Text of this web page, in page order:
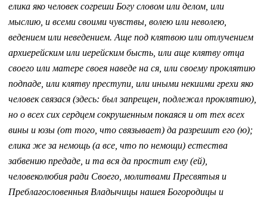
елика яко человек согреши Богу словом или делом, или
мыслию, и всеми своими чувствы, волею или неволею,
ведением или неведением. Аще под клятвою или отлучением
архиерейским или иерейским бысть, или аще клятву отца
своего или матере своея наведе на ся, или своему проклятию
подпаде, или клятву преступи, или иными некиими грехи яко
человек связася (здесь: был запрещен, подлежал проклятию),
но о всех сих сердцем сокрушенным покаяся и от тех всех
вины и юзы (от того, что связывает) да разрешит его (ю);
елика же за немощь (а все, что по немощи) естества
забвению предаде, и та вся да простит ему (ей),
человеколюбия ради Своего, молитвами Пресвятыя и
Преблагословенныя Владычицы нашея Богородицы и